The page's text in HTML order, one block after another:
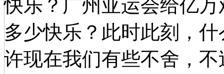
快乐？广州亚运会给亿
多少快乐？此时此刻，
许现在我们有些不舍，